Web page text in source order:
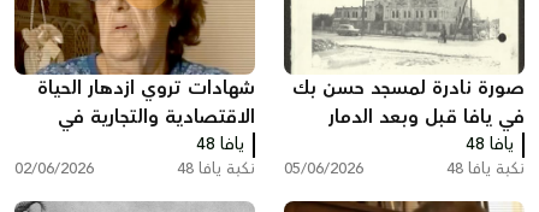
صورة نادرة لمسجد حسن بك
في يافا قبل وبعد الدمار
يافا 48
نكبة يافا 48 05/06/2026
شهادات تروي ازدهار الحياة
الاقتصادية والتجارية في
فلسطين قبل النكبة
يافا 48
نكبة يافا 48 02/06/2026